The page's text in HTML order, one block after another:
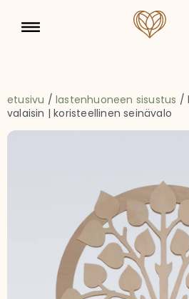
etusivu /lastenhuoneen sisustus /
valaisin | koristeellinen seinävalo